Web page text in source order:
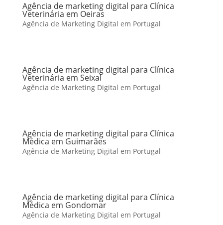
Agência de marketing digital para Clínica
Veterinária em Oeiras
Agência de Marketing Digital em Portugal
Agência de marketing digital para Clínica
Veterinária em Seixal
Agência de Marketing Digital em Portugal
Agência de marketing digital para Clínica
Médica em Guimarães
Agência de Marketing Digital em Portugal
Agência de marketing digital para Clínica
Médica em Gondomar
Agência de Marketing Digital em Portugal